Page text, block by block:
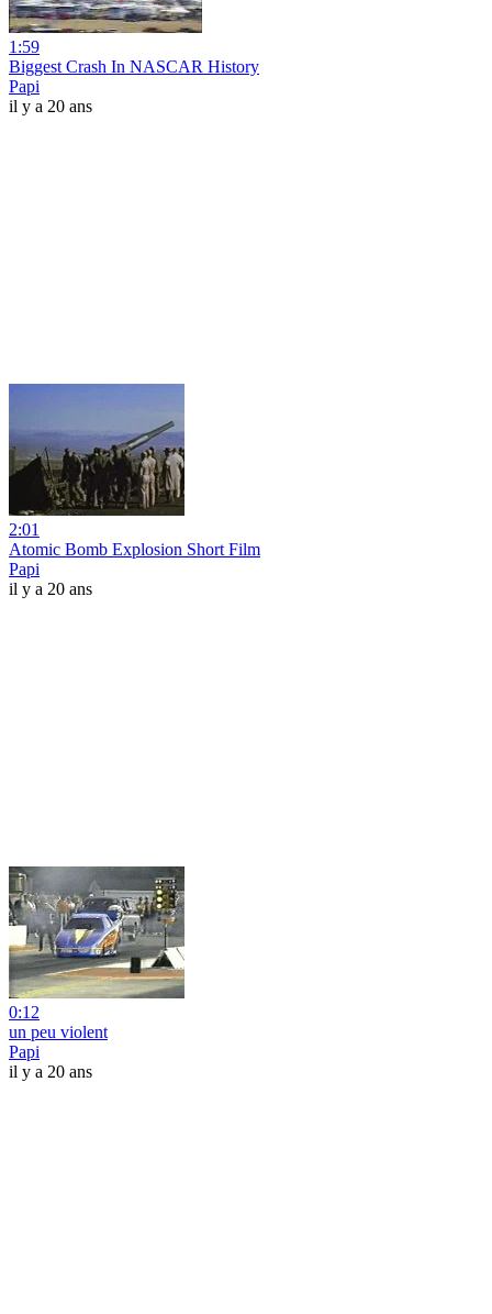
1:59
Biggest Crash In NASCAR History
Papi
il y a 20 ans
2:01
Atomic Bomb Explosion Short Film
Papi
il y a 20 ans
0:12
un peu violent
Papi
il y a 20 ans